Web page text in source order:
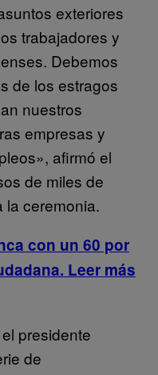
exteriores
trabajadores y
Debemos
de los estragos
nuestros
empresas y
afirmó el
de miles de
la ceremonia.
con un 60 por
Leer más
presidente
de